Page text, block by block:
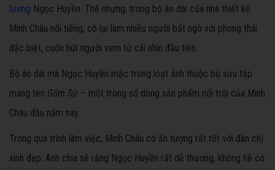
lương Ngọc Huyền. Thế nhưng, trong bộ áo dài của nhà thiết kế
Minh Châu nổi tiếng, cô lại làm nhiều người bất ngờ với phong thái
đặc biệt, cuốn hút người xem từ cái nhìn đầu tiên.
Bộ áo dài mà Ngọc Huyền mặc trong loạt ảnh thuộc bộ sưu tập
mang tên Gốm Sứ – một trong số dòng sản phẩm nổi trội của Minh
Châu đầu năm nay.
Trong quá trình làm việc, Minh Châu có ấn tượng rất tốt với đàn chị
xinh đẹp. Anh chia sẻ rằng Ngọc Huyền rất dễ thương, không hề có